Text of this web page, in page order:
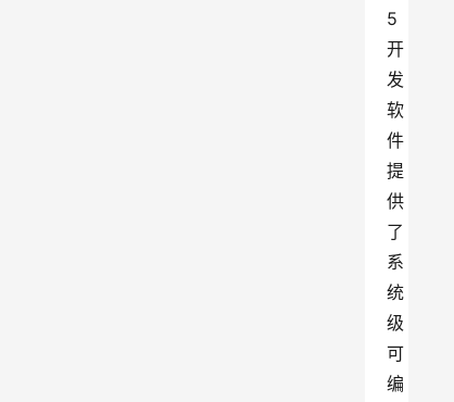
5
开
发
软
件
提
供
了
系
统
级
可
编